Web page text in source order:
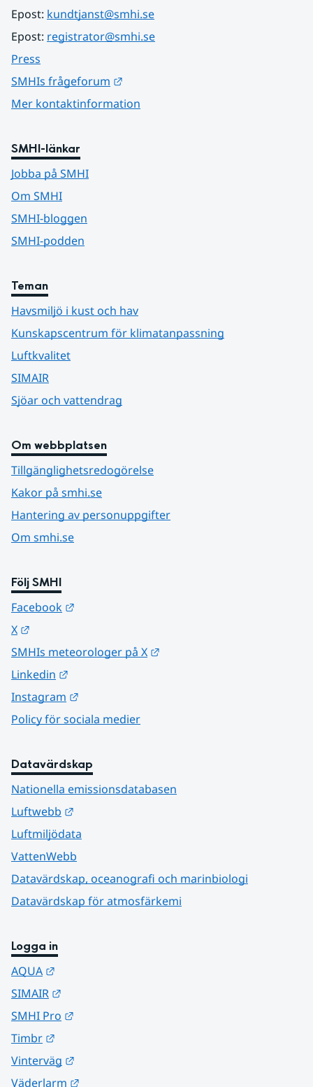
Epost: kundtjanst@smhi.se
Epost: registrator@smhi.se
Press
SMHIs frågeforum
Mer kontaktinformation
SMHI-länkar
Jobba på SMHI
Om SMHI
SMHI-bloggen
SMHI-podden
Teman
Havsmiljö i kust och hav
Kunskapscentrum för klimatanpassning
Luftkvalitet
SIMAIR
Sjöar och vattendrag
Om webbplatsen
Tillgänglighetsredogörelse
Kakor på smhi.se
Hantering av personuppgifter
Om smhi.se
Följ SMHI
Facebook
X
SMHIs meteorologer på X
Linkedin
Instagram
Policy för sociala medier
Datavärdskap
Nationella emissionsdatabasen
Luftwebb
Luftmiljödata
VattenWebb
Datavärdskap, oceanografi och marinbiologi
Datavärdskap för atmosfärkemi
Logga in
AQUA
SIMAIR
SMHI Pro
Timbr
Vinterväg
Väderlarm